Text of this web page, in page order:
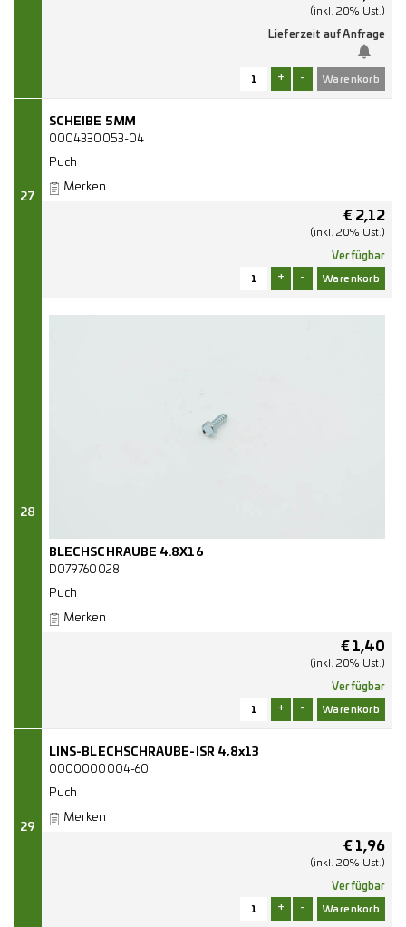
(inkl. 20% Ust.)
Lieferzeit auf Anfrage
+ -
27
SCHEIBE 5MM
0004330053-04
Puch
Merken
€ 2,12
(inkl. 20% Ust.)
Verfügbar
+ -
28
BLECHSCHRAUBE 4.8X16
D079760028
Puch
Merken
€ 1,40
(inkl. 20% Ust.)
Verfügbar
+ -
29
LINS-BLECHSCHRAUBE-ISR 4,8x13
0000000004-60
Puch
Merken
€ 1,96
(inkl. 20% Ust.)
Verfügbar
+ -